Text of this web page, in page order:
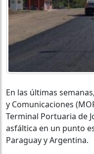
En las últimas
y Comunicaciones
Terminal Portuaria de
asfáltica en un punto
Paraguay y Argentina.